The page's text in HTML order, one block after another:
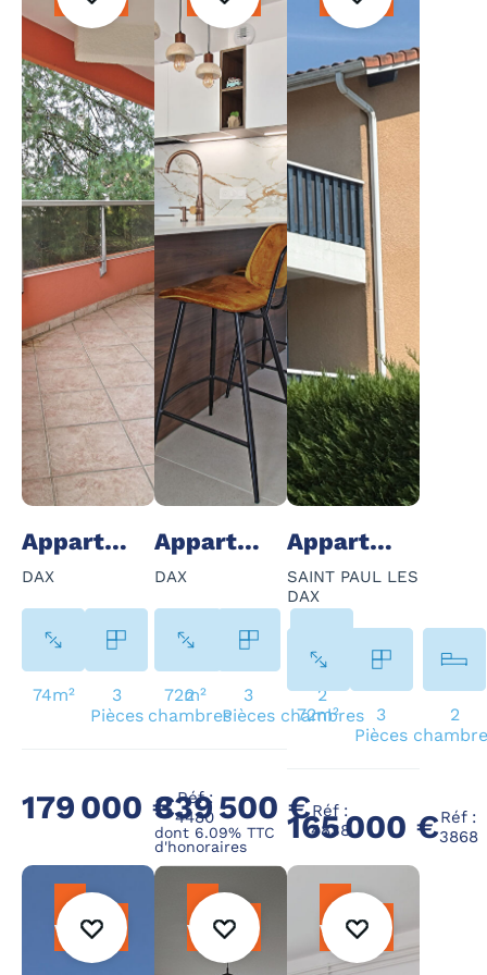
Appartement - 3 Pièce(s) - 74 m²
DAX
74m²
3
Pièces
2
chambres
179 000 €Réf :
4480
Appartement - 3 Pièce(s) - 72 m²
DAX
72m²
3
Pièces
2
chambres
339 500 €
dont 6.09% TTC
d'honoraires
Réf :
4838
Appartement - 3 Pièce(s) - 72 m²
SAINT PAUL LES
DAX
72m²
3
Pièces
2
165 000 €Réf :
3868
vendre
vendre
vendre